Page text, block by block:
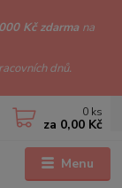
Kč zdarma na
dnů.
Menu
0 ks
za 0,00 Kč